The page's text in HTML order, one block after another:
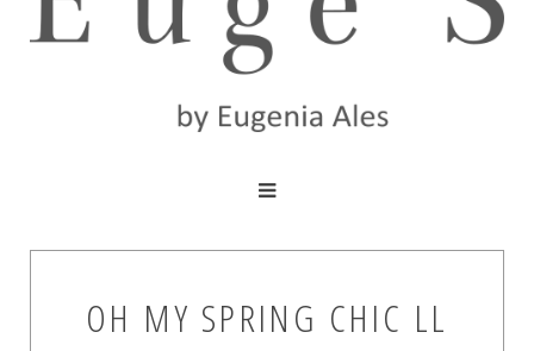
OH MY SPRING CHIC LL